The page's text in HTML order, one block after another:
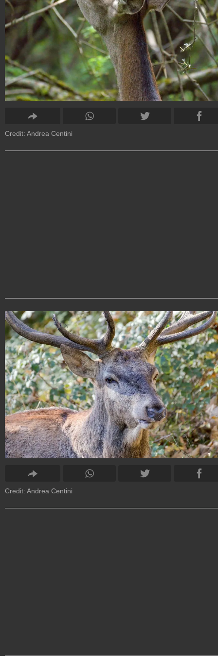
Credit: Andrea Centini
Credit: Andrea Centini